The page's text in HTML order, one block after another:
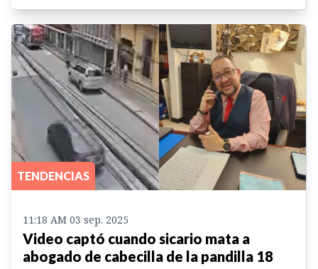
TENDENCIAS
11:18 AM 03 sep. 2025
Video captó cuando sicario mata a
abogado de cabecilla de la pandilla 18